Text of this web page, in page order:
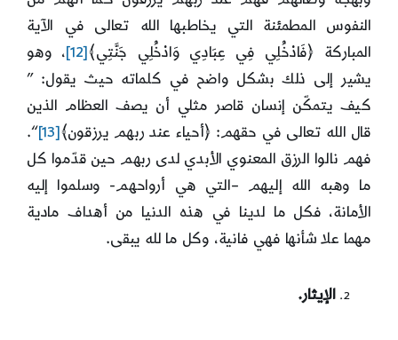
النفوس المطمئنة التي يخاطبها الله تعالى في الآية
المباركة ﴿فَادْخُلِي فِي عِبَادِي وَادْخُلِي جَنَّتِي﴾[12]
، وهو
يشير إلى ذلك بشكل واضح في كلماته حيث يقول: ”
كيف يتمكّن إنسان قاصر مثلي أن يصف العظام الذين
قال الله تعالى في حقهم: ﴿أحياء عند ربهم يرزقون﴾[13]
“.
فهم نالوا الرزق المعنوي الأبدي لدى ربهم حين قدّموا كل
ما وهبه الله إليهم –التي هي أرواحهم- وسلموا إليه
الأمانة، فكل ما لدينا في هذه الدنيا من أهداف مادية
مهما علا شأنها فهي فانية، وكل ما لله يبقى.
الإيثار.